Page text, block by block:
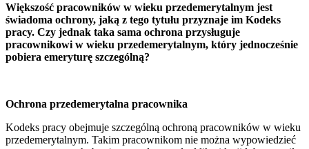
Większość pracowników w wieku przedemerytalnym jest
świadoma ochrony, jaką z tego tytułu przyznaje im Kodeks
pracy. Czy jednak taka sama ochrona przysługuje
pracownikowi w wieku przedemerytalnym, który jednocześnie
pobiera emeryturę szczególną?
Ochrona przedemerytalna pracownika
Kodeks pracy obejmuje szczególną ochroną pracowników w wieku
przedemerytalnym. Takim pracownikom nie można wypowiedzieć